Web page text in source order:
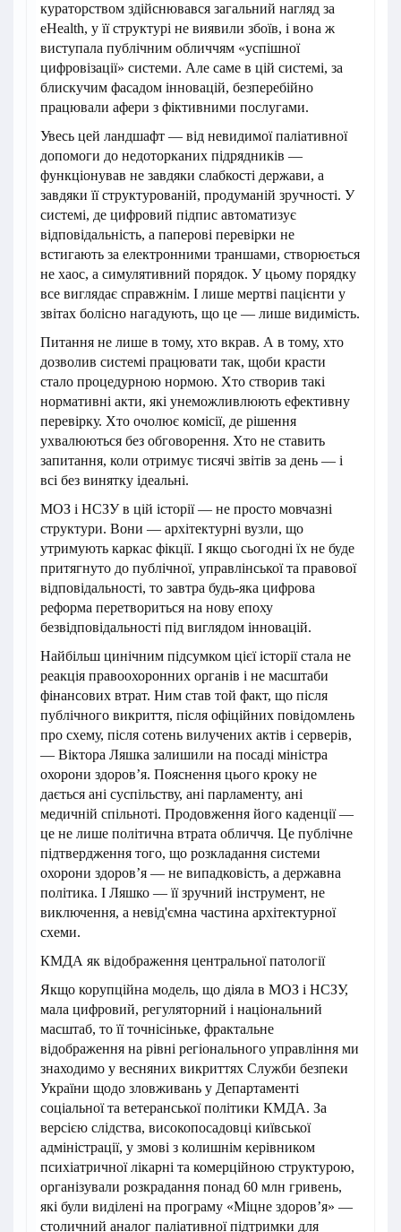
кураторством здійснювався загальний нагляд за
eHealth, у її структурі не виявили збоїв, і вона ж
виступала публічним обличчям «успішної
цифровізації» системи. Але саме в цій системі, за
блискучим фасадом інновацій, безперебійно
працювали афери з фіктивними послугами.
Увесь цей ландшафт — від невидимої паліативної
допомоги до недоторканих підрядників —
функціонував не завдяки слабкості держави, а
завдяки її структурованій, продуманій зручності. У
системі, де цифровий підпис автоматизує
відповідальність, а паперові перевірки не
встигають за електронними траншами, створюється
не хаос, а симулятивний порядок. У цьому порядку
все виглядає справжнім. І лише мертві пацієнти у
звітах болісно нагадують, що це — лише видимість.
Питання не лише в тому, хто вкрав. А в тому, хто
дозволив системі працювати так, щоби красти
стало процедурною нормою. Хто створив такі
нормативні акти, які унеможливлюють ефективну
перевірку. Хто очолює комісії, де рішення
ухвалюються без обговорення. Хто не ставить
запитання, коли отримує тисячі звітів за день — і
всі без винятку ідеальні.
МОЗ і НСЗУ в цій історії — не просто мовчазні
структури. Вони — архітектурні вузли, що
утримують каркас фікції. І якщо сьогодні їх не буде
притягнуто до публічної, управлінської та правової
відповідальності, то завтра будь-яка цифрова
реформа перетвориться на нову епоху
безвідповідальності під виглядом інновацій.
Найбільш цинічним підсумком цієї історії стала не
реакція правоохоронних органів і не масштаби
фінансових втрат. Ним став той факт, що після
публічного викриття, після офіційних повідомлень
про схему, після сотень вилучених актів і серверів,
— Віктора Ляшка залишили на посаді міністра
охорони здоров’я. Пояснення цього кроку не
дається ані суспільству, ані парламенту, ані
медичній спільноті. Продовження його каденції —
це не лише політична втрата обличчя. Це публічне
підтвердження того, що розкладання системи
охорони здоров’я — не випадковість, а державна
політика. І Ляшко — її зручний інструмент, не
виключення, а невід'ємна частина архітектурної
схеми.
КМДА як відображення центральної патології
Якщо корупційна модель, що діяла в МОЗ і НСЗУ,
мала цифровий, регуляторний і національний
масштаб, то її точнісіньке, фрактальне
відображення на рівні регіонального управління ми
знаходимо у весняних викриттях Служби безпеки
України щодо зловживань у Департаменті
соціальної та ветеранської політики КМДА. За
версією слідства, високопосадовці київської
адміністрації, у змові з колишнім керівником
психіатричної лікарні та комерційною структурою,
організували розкрадання понад 60 млн гривень,
які були виділені на програму «Міцне здоров’я» —
столичний аналог паліативної підтримки для